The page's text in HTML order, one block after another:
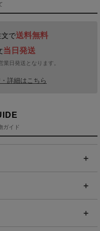
文で送料無料
当日発送
日発送となります。
詳細はこちら
ガイド